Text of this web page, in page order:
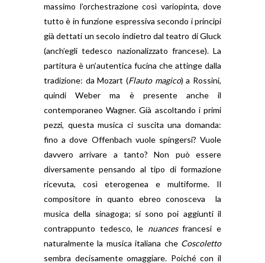
massimo l’orchestrazione così variopinta, dove
tutto è in funzione espressiva secondo i principi
già dettati un secolo indietro dal teatro di Gluck
(anch’egli tedesco nazionalizzato francese). La
partitura è un’autentica fucina che attinge dalla
tradizione: da Mozart (Flauto magico) a Rossini,
quindi Weber ma è presente anche il
contemporaneo Wagner. Già ascoltando i primi
pezzi, questa musica ci suscita una domanda:
fino a dove Offenbach vuole spingersi? Vuole
davvero arrivare a tanto? Non può essere
diversamente pensando al tipo di formazione
ricevuta, così eterogenea e multiforme. Il
compositore in quanto ebreo conosceva
la
musica della sinagoga; si sono poi aggiunti il
contrappunto tedesco, le nuancesfrancesi e
naturalmente la musica italiana che Coscoletto
sembra decisamente omaggiare. Poiché con il